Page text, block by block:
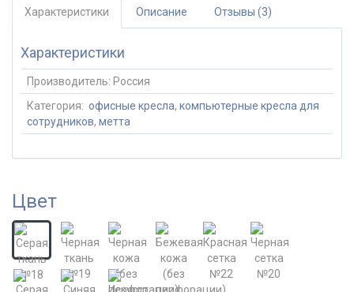
Характеристики Описание Отзывы (3)
Характеристики
Производитель: Россия
Категория: офисные кресла, компьютерные кресла для
сотрудников, метта
Цвет